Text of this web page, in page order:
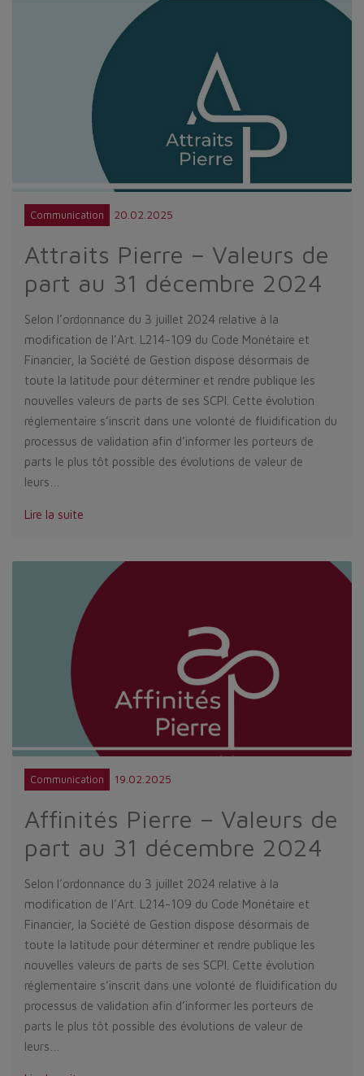
Communication 20.02.2025
Attraits Pierre – Valeurs de
part au 31 décembre 2024
Selon l’ordonnance du 3 juillet 2024 relative à la
modification de l’Art. L214-109 du Code Monétaire et
Financier, la Société de Gestion dispose désormais de
toute la latitude pour déterminer et rendre publique les
nouvelles valeurs de parts de ses SCPI. Cette évolution
réglementaire s’inscrit dans une volonté de fluidification du
processus de validation afin d’informer les porteurs de
parts le plus tôt possible des évolutions de valeur de
leurs…
Lire la suite
Communication 19.02.2025
Affinités Pierre – Valeurs de
part au 31 décembre 2024
Selon l’ordonnance du 3 juillet 2024 relative à la
modification de l’Art. L214-109 du Code Monétaire et
Financier, la Société de Gestion dispose désormais de
toute la latitude pour déterminer et rendre publique les
nouvelles valeurs de parts de ses SCPI. Cette évolution
réglementaire s’inscrit dans une volonté de fluidification du
processus de validation afin d’informer les porteurs de
parts le plus tôt possible des évolutions de valeur de
leurs…